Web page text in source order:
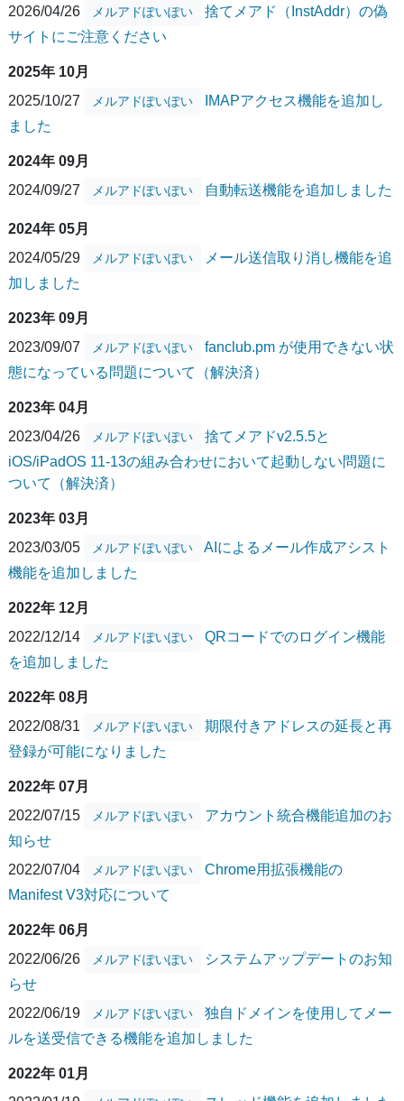
2026/04/26
メルアドぽいぽい
捨てメアド（InstAddr）の偽
サイトにご注意ください
2025年 10月
2025/10/27
メルアドぽいぽい
IMAPアクセス機能を追加し
ました
2024年 09月
2024/09/27
メルアドぽいぽい 自動転送機能を追加しました
2024年 05月
2024/05/29
メルアドぽいぽい
メール送信取り消し機能を追
加しました
2023年 09月
2023/09/07
メルアドぽいぽい
fanclub.pm が使用できない状
態になっている問題について（解決済）
2023年 04月
2023/04/26
メルアドぽいぽい
捨てメアドv2.5.5と
iOS/iPadOS 11-13の組み合わせにおいて起動しない問題に
ついて（解決済）
2023年 03月
2023/03/05
メルアドぽいぽい
AIによるメール作成アシスト
機能を追加しました
2022年 12月
2022/12/14
メルアドぽいぽい
QRコードでのログイン機能
を追加しました
2022年 08月
2022/08/31
メルアドぽいぽい
期限付きアドレスの延長と再
登録が可能になりました
2022年 07月
2022/07/15
メルアドぽいぽい
アカウント統合機能追加のお
知らせ
2022/07/04
メルアドぽいぽい
Chrome用拡張機能の
Manifest V3対応について
2022年 06月
2022/06/26
メルアドぽいぽい
システムアップデートのお知
らせ
2022/06/19
メルアドぽいぽい
独自ドメインを使用してメー
ルを送受信できる機能を追加しました
2022年 01月